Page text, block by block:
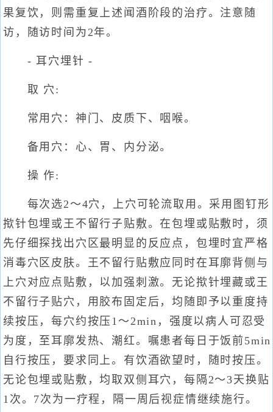
果复饮，则需重复上述闻酒阶段的治疗。注意随
访，随访时间为2年。
- 耳穴埋针 -
取 穴:
常用穴：神门、皮质下、咽喉。
备用穴：心、胃、内分泌。
操 作:
每次选2～4穴，上穴可轮流取用。采用图钉形
揿针包埋或王不留行子贴敷。在包埋或贴敷时，须
先仔细探找出穴区最明显的反应点，包埋时宜严格
消毒穴区皮肤。王不留行贴敷应同时在耳廓背侧与
上穴对应点贴敷，以加强刺激。无论揿针埋藏或王
不留行子贴穴，用胶布固定后，均随即予以重度持
续按压，每穴约按压1～2min，强度以病人可忍受
为度，至耳廓发热、潮红。嘱患者每日于饭前5min
自行按压，要求同上。有饮酒欲望时，随时按压。
无论包埋或贴敷，均取双侧耳穴，每隔2～3天换贴
1次。7次为一疗程，隔一周后视症情继续施行。